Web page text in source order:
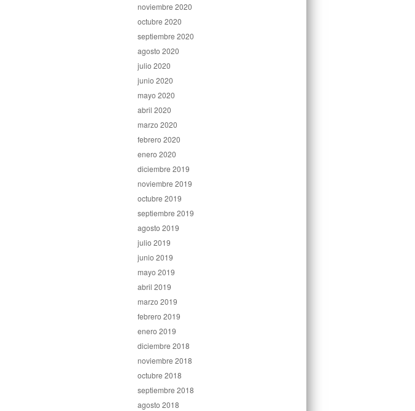
noviembre 2020
octubre 2020
septiembre 2020
agosto 2020
julio 2020
junio 2020
mayo 2020
abril 2020
marzo 2020
febrero 2020
enero 2020
diciembre 2019
noviembre 2019
octubre 2019
septiembre 2019
agosto 2019
julio 2019
junio 2019
mayo 2019
abril 2019
marzo 2019
febrero 2019
enero 2019
diciembre 2018
noviembre 2018
octubre 2018
septiembre 2018
agosto 2018